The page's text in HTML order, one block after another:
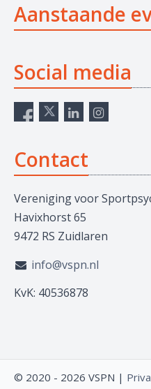
Aanstaande
Social media
Contact
Vereniging voor
Havixhorst 65
9472 RS Zuidlaren
info@vspn.nl
KvK: 40536878
© 2020 - 2026 VSPN |